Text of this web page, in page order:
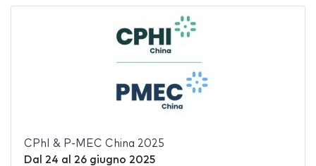
CPhI & P-MEC China 2025
Dal 24 al 26 giugno 2025